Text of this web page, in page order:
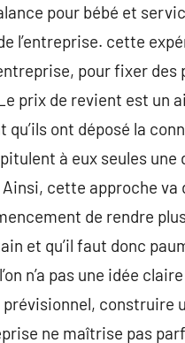
pour bébé et
l’entreprise. cette
pour fixer
prix de revient est un
ont déposé la
à eux seules une
cette approche va
de rendre
et qu’il faut donc
n’a pas une idée
construire
ne maîtrise pas